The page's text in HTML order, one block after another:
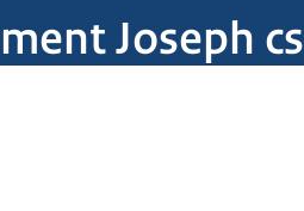
Joseph cs